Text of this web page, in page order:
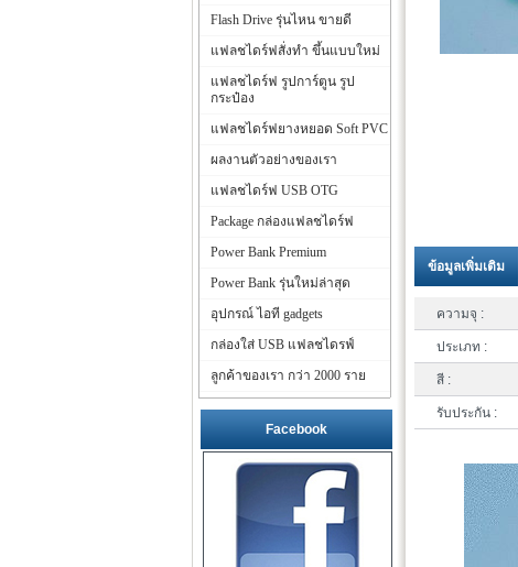
ข้อมูลเพิ่มเติม
ความจุ :
ประเภท :
สี :
รับประกัน :
Flash Drive รุ่นไหน ขายดี
แฟลชไดร์ฟสั่งทำ ขึ้นแบบใหม่
แฟลชไดร์ฟ รูปการ์ตูน รูป
กระป๋อง
แฟลชไดร์ฟยางหยอด Soft PVC
ผลงานตัวอย่างของเรา
แฟลชไดร์ฟ USB OTG
Package กล่องแฟลชไดร์ฟ
Power Bank Premium
Power Bank รุ่นใหม่ล่าสุด
อุปกรณ์ ไอที gadgets
กล่องใส่ USB แฟลชไดรฟ์
ลูกค้าของเรา กว่า 2000 ราย
Facebook